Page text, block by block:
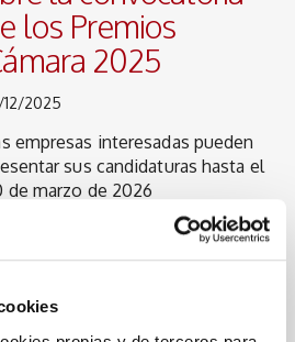
los Premios
2025
12/2025
empresas interesadas pueden
sus candidaturas hasta el
de marzo de 2026
y Alpha Rho